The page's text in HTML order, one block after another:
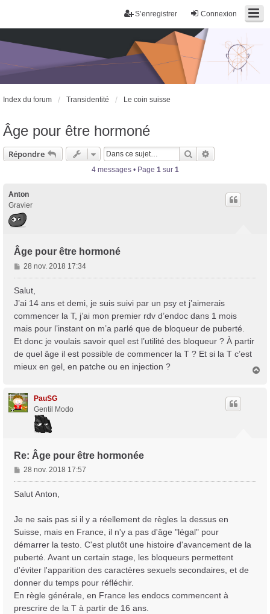
Connexion
S’enregistrer
Trans District
Forum d'information sur les transidentités masculines FtM/FtX/Ft*
Index du forum Transidentité Le coin suisse
Âge pour être hormoné
Répondre Rechercher
4 messages • Page 1sur 1
Anton
Gravier
Âge pour être hormoné
M
e
a
g
e
28 nov. 2018 17:34
Salut,
J’ai 14 ans et demi, je suis suivi par un psy et j’aimerais
commencer la T, j’ai mon premier rdv d’endoc dans 1 mois
mais pour l’instant on m’a parlé que de bloqueur de puberté.
Et donc je voulais savoir quel est l’utilité des bloqueur ? À partir
de quel âge il est possible de commencer la T ? Et si la T c’est
mieux en gel, en patche ou en injection ?
PauSG
Gentil Modo
Re: Âge pour être hormonée
M
e
s
g
e
28 nov. 2018 17:57
Salut Anton,
Je ne sais pas si il y a réellement de règles la dessus en
Suisse, mais en France, il n'y a pas d'âge "légal" pour
démarrer la testo. C'est plutôt une histoire d'avancement de la
puberté. Avant un certain stage, les bloqueurs permettent
d'éviter l'apparition des caractères sexuels secondaires, et de
donner du temps pour réfléchir.
En règle générale, en France les endocs commencent à
prescrire de la T à partir de 16 ans.